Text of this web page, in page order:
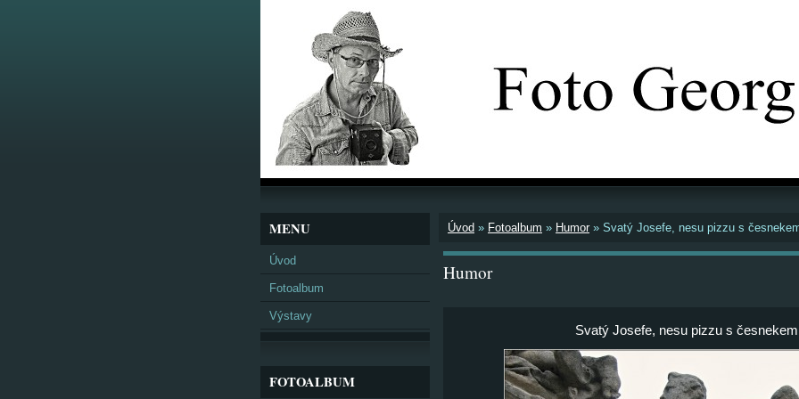
Úvod » Fotoalbum » Humor » Svatý Josefe, nesu pizzu s
Humor
Svatý Josefe, nesu pizzu s
MENU
Úvod
Fotoalbum
Výstavy
FOTOALBUM